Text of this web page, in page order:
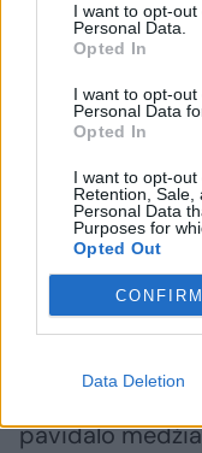
I want to opt-
Personal Data.
Opted In
I want to opt-
Personal Data
Opted In
I want to opt-out
Retention, Sale,
Personal Data
Purposes for
Opted Out
CONFIRM
Data Deletion
kuriems
produktų
Galenas II a.
aprašė alerginį
tautietis po
stipriai čiaudėti.
Alergiją
Jo atradimu
atsirandanti
Avicena siūlė
pavidalo